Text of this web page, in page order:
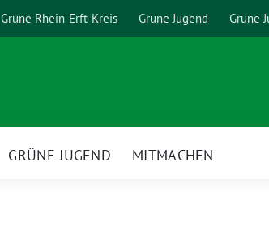
Grüne Rhein-Erft-Kreis Grüne Jugend Grüne
GRÜNE JUGEND MITMACHEN